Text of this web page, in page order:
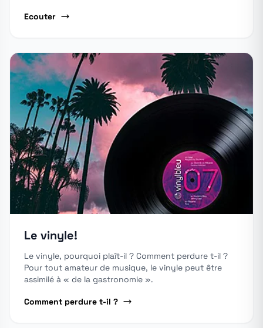
Ecouter
Le vinyle!
Le vinyle, pourquoi plaît-il ? Comment perdure t-il ?
Pour tout amateur de musique, le vinyle peut être
assimilé à « de la gastronomie ».
Comment perdure t-il ?